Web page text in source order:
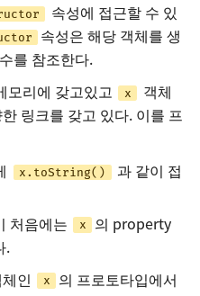
속성에 접근할 수 있
속성은 해당 객체를 생
를 참조한다.
모리에 갖고있고 x
객체
링크를 갖고 있다. 이를 프
x.toString()
과 같이 접
처음에는
x
의 property
.
인
x
의 프로토타입에서